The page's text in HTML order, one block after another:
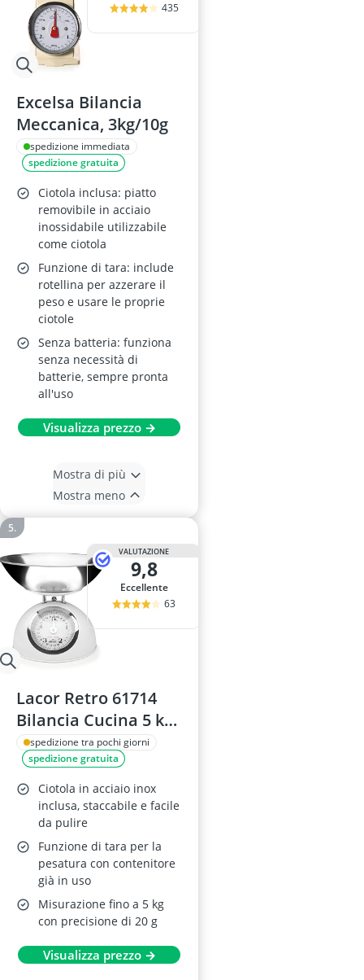
435
Excelsa Bilancia
Meccanica, 3kg/10g
spedizione immediata
spedizione gratuita
Ciotola inclusa: piatto
removibile in acciaio
inossidabile utilizzabile
come ciotola
Funzione di tara: include
rotellina per azzerare il
peso e usare le proprie
ciotole
Senza batteria: funziona
senza necessità di
batterie, sempre pronta
all'uso
Visualizza prezzo →
Mostra di più
Mostra meno
VALUTAZIONE
9,8
Eccellente
63
Lacor Retro 61714
Bilancia Cucina 5 kg,
Metallo, Rosso
spedizione tra pochi giorni
spedizione gratuita
Ciotola in acciaio inox
inclusa, staccabile e facile
da pulire
Funzione di tara per la
pesatura con contenitore
già in uso
Misurazione fino a 5 kg
con precisione di 20 g
Visualizza prezzo →